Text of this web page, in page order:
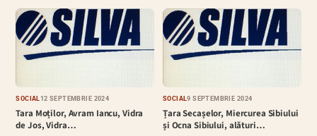
SOCIAL 12 SEPTEMBRIE 2024
Tara Moților, Avram Iancu, Vidra
de Jos, Vidra…
SOCIAL9 SEPTEMBRIE 2024
Țara Secașelor, Miercurea Sibiului
și Ocna Sibiului, alături…